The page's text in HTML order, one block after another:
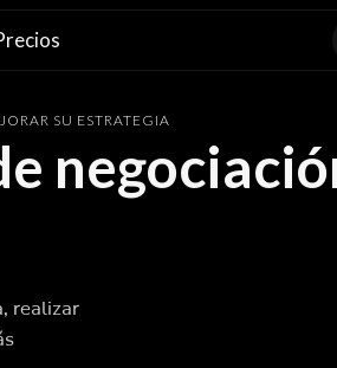
SU ESTRATEGIA
realizar